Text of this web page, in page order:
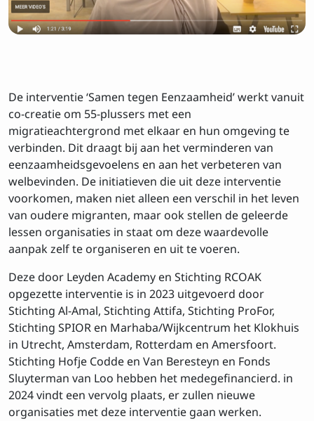
De interventie ‘Samen tegen Eenzaamheid’ werkt vanuit
co-creatie om 55-plussers met een
migratieachtergrond met elkaar en hun omgeving te
verbinden. Dit draagt bij aan het verminderen van
eenzaamheidsgevoelens en aan het verbeteren van
welbevinden. De initiatieven die uit deze interventie
voorkomen, maken niet alleen een verschil in het leven
van oudere migranten, maar ook stellen de geleerde
lessen organisaties in staat om deze waardevolle
aanpak zelf te organiseren en uit te voeren.
Deze door Leyden Academy en Stichting RCOAK
opgezette interventie is in 2023 uitgevoerd door
Stichting Al-Amal, Stichting Attifa, Stichting ProFor,
Stichting SPIOR en Marhaba/Wijkcentrum het Klokhuis
in Utrecht, Amsterdam, Rotterdam en Amersfoort.
Stichting Hofje Codde en Van Beresteyn en Fonds
Sluyterman van Loo hebben het medegefinancierd. in
2024 vindt een vervolg plaats, er zullen nieuwe
organisaties met deze interventie gaan werken.